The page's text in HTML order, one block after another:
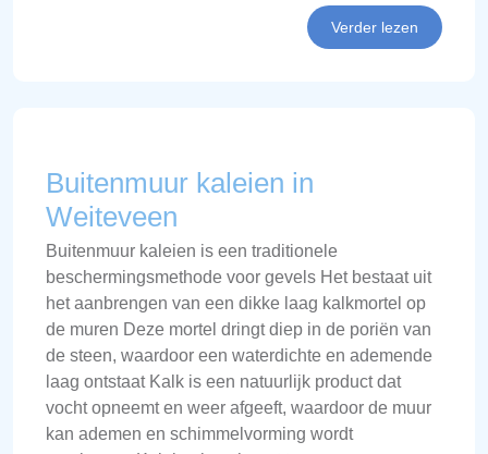
Verder lezen
Buitenmuur kaleien in
Weiteveen
Buitenmuur kaleien is een traditionele
beschermingsmethode voor gevels Het bestaat uit
het aanbrengen van een dikke laag kalkmortel op
de muren Deze mortel dringt diep in de poriën van
de steen, waardoor een waterdichte en ademende
laag ontstaat Kalk is een natuurlijk product dat
vocht opneemt en weer afgeeft, waardoor de muur
kan ademen en schimmelvorming wordt